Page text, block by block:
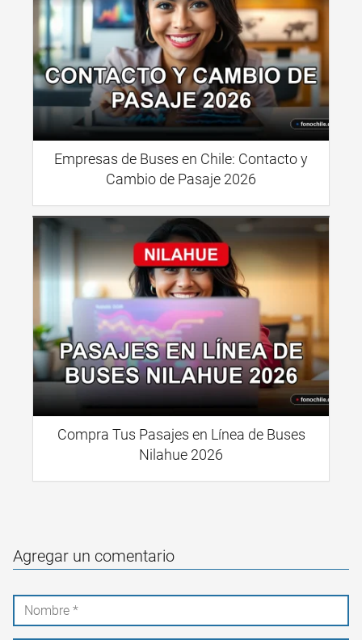
Empresas de Buses en Chile: Contacto y
Cambio de Pasaje 2026
Compra Tus Pasajes en Línea de Buses
Nilahue 2026
Agregar un comentario